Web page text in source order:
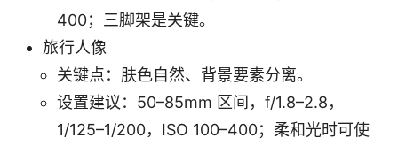
400；三脚架是关键。
旅行人像
关键点：肤色自然、背景要素分离。
设置建议：50–85mm 区间，f/1.8–2.8，
1/125–1/200，ISO 100–400；柔和光时可使